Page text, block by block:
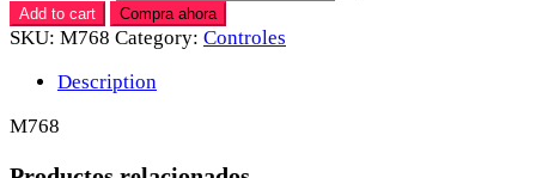
Add to cart Compra ahora
SKU: M768 Category: Controles
Description
M768